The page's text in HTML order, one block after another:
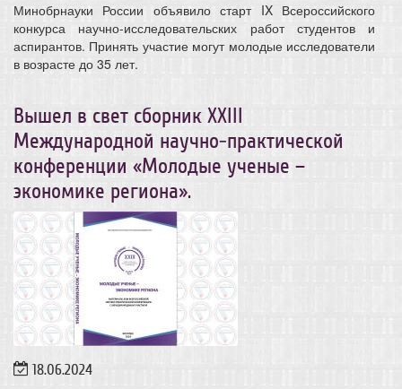
Минобрнауки России объявило старт IX Всероссийского
конкурса научно-исследовательских работ студентов и
аспирантов. Принять участие могут молодые исследователи
в возрасте до 35 лет.
​Вышел в свет сборник XXIII
Международной научно-практической
конференции «Молодые ученые –
экономике региона».
18.06.2024